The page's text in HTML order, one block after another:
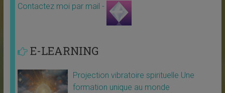
Contactez moi par mail -
E-LEARNING
Projection vibratoire spirituelle Une
formation unique au monde